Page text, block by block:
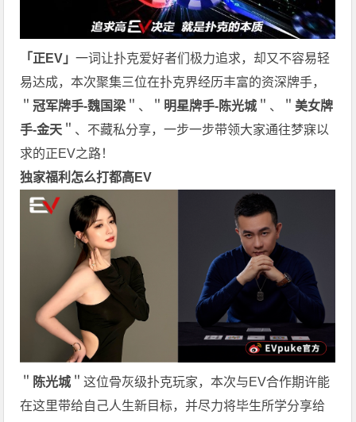
「正EV」一词让扑克爱好者们极力追求，却又不容易轻
易达成，本次聚集三位在扑克界经历丰富的资深牌手，
＂冠军牌手-魏国梁 ＂、＂ 明星牌手-陈光城 ＂、＂ 美女牌
手-金天 ＂、不藏私分享，一步一步带领大家通往梦寐以
求的正EV之路！
独家福利怎么打都高EV
＂ 陈光城 ＂这位骨灰级扑克玩家，本次与EV合作期许能
在这里带给自己人生新目标，并尽力将毕生所学分享给